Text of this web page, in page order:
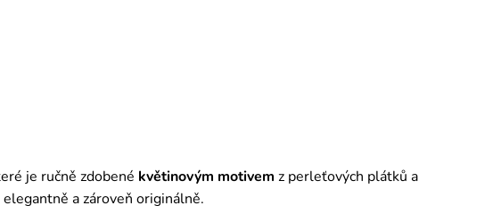
je ručně zdobené květinovým motivem z perleťových plátků a
a zároveň originálně.